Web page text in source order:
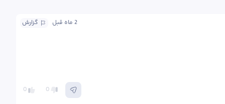
گزارش 2 ماه قبل
0 0